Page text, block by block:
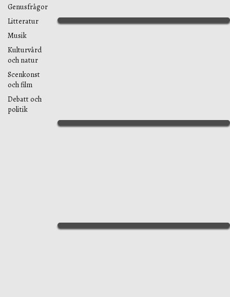
Genusfrågor
Litteratur
Musik
Kulturvård
och natur
Scenkonst
och film
Debatt och
politik